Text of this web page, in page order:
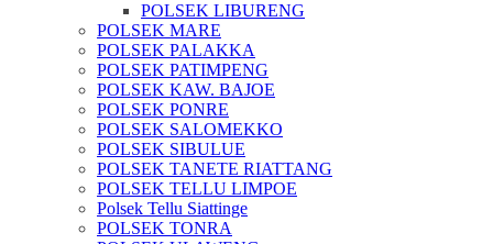
POLSEK LIBURENG
POLSEK MARE
POLSEK PALAKKA
POLSEK PATIMPENG
POLSEK KAW. BAJOE
POLSEK PONRE
POLSEK SALOMEKKO
POLSEK SIBULUE
POLSEK TANETE RIATTANG
POLSEK TELLU LIMPOE
Polsek Tellu Siattinge
POLSEK TONRA